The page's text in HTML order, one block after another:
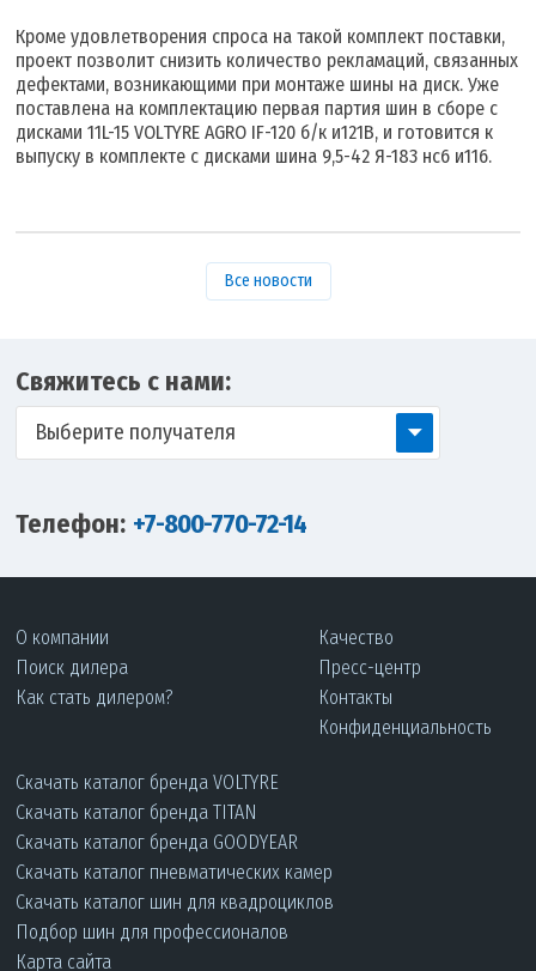
Кроме удовлетворения спроса на такой комплект поставки,
проект позволит снизить количество рекламаций, связанных
дефектами, возникающими при монтаже шины на диск. Уже
поставлена на комплектацию первая партия шин в сборе с
дисками 11L-15 VOLTYRE AGRO IF-120 б/к и121В, и готовится к
выпуску в комплекте с дисками шина 9,5-42 Я-183 нс6 и116.
Все новости
Свяжитесь с нами:
Выберите получателя
Телефон: +7-800-770-72-14
О компании
Поиск дилера
Как стать дилером?
Качество
Пресс-центр
Контакты
Конфиденциальность
Скачать каталог бренда VOLTYRE
Скачать каталог бренда TITAN
Скачать каталог бренда GOODYEAR
Скачать каталог пневматических камер
Скачать каталог шин для квадроциклов
Подбор шин для профессионалов
Карта сайта